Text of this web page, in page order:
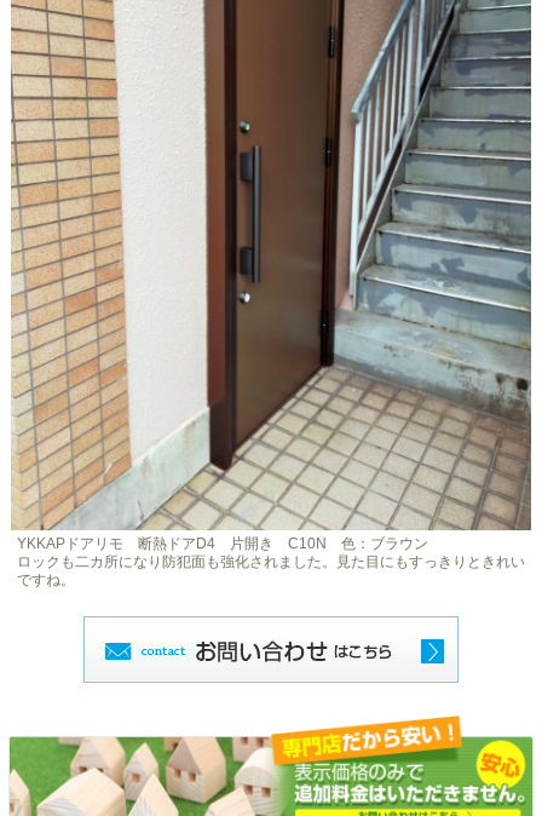
YKKAPドアリモ 断熱ドアD4 片開き C10N 色：ブラウン
ロックも二カ所になり防犯面も強化されました。見た目にもすっきりときれい
ですね。